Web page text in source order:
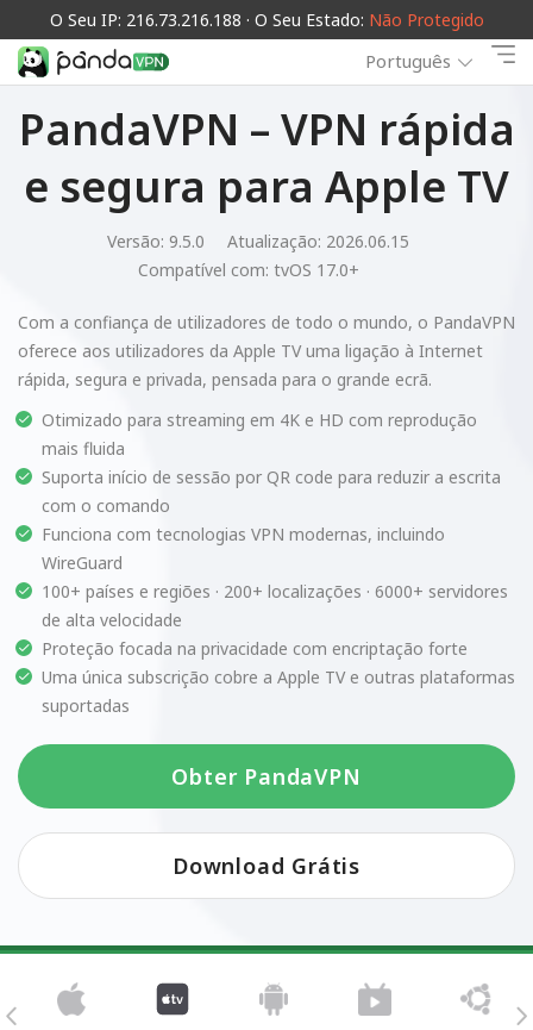
O Seu IP: 216.73.216.188 · O Seu Estado: Não Protegido
Português
PandaVPN – VPN rápida
e segura para Apple TV
Versão: 9.5.0
Atualização: 2026.06.15
Compatível com: tvOS 17.0+
Com a confiança de utilizadores de todo o mundo, o PandaVPN
oferece aos utilizadores da Apple TV uma ligação à Internet
rápida, segura e privada, pensada para o grande ecrã.
Otimizado para streaming em 4K e HD com reprodução
mais fluida
Suporta início de sessão por QR code para reduzir a escrita
com o comando
Funciona com tecnologias VPN modernas, incluindo
WireGuard
100+ países e regiões · 200+ localizações · 6000+ servidores
de alta velocidade
Proteção focada na privacidade com encriptação forte
Uma única subscrição cobre a Apple TV e outras plataformas
suportadas
Obter PandaVPN
Download Grátis